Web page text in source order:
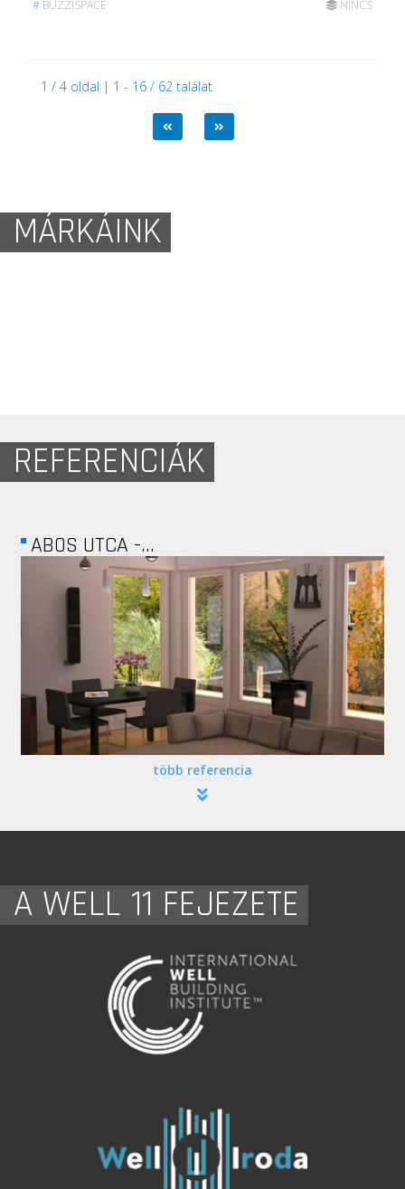
# BUZZISPACE NINCS
1 / 4 oldal | 1 - 16 / 62 találat
MÁRKÁINK
REFERENCIÁK
ABOS UTCA -...
több referencia
A WELL 11 FEJEZETE